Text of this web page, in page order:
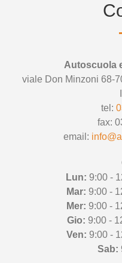
Autoscuola
viale Don Minzoni 68-
tel:
fax:
email:
Lun: 9:00 -
Mar: 9:00 -
Mer: 9:00 -
Gio: 9:00 -
Ven: 9:00 -
Sab: